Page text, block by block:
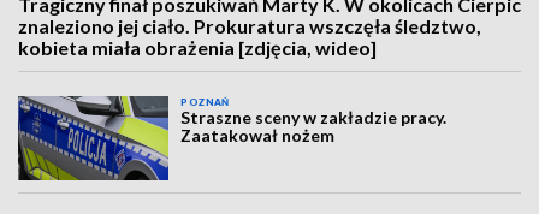
znaleziono jej ciało. Prokuratura wszczęła śledztwo,
kobieta miała obrażenia [zdjęcia, wideo]
POZNAŃ
Straszne sceny w zakładzie pracy.
Zaatakował nożem